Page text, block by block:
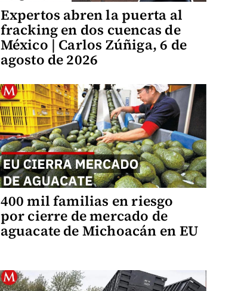
Expertos abren la puerta al
fracking en dos cuencas de
México | Carlos Zúñiga, 6 de
agosto de 2026
400 mil familias en riesgo
por cierre de mercado de
aguacate de Michoacán en EU